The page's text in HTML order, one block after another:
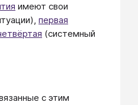
имеют свои
первая
(системный
с этим